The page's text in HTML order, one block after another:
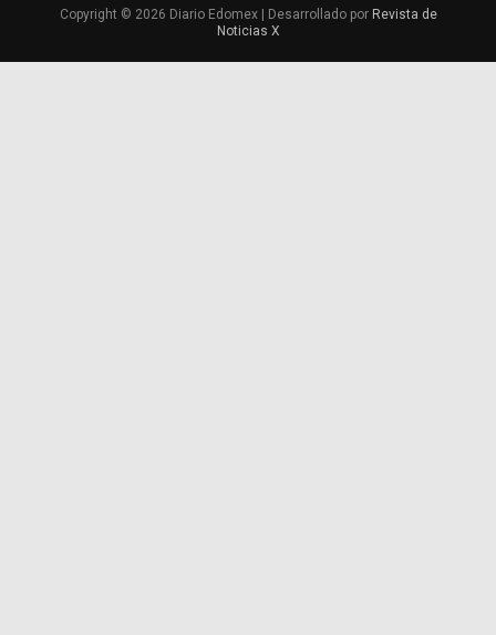
Copyright © 2026 Diario Edomex | Desarrollado por Revista de
Noticias X